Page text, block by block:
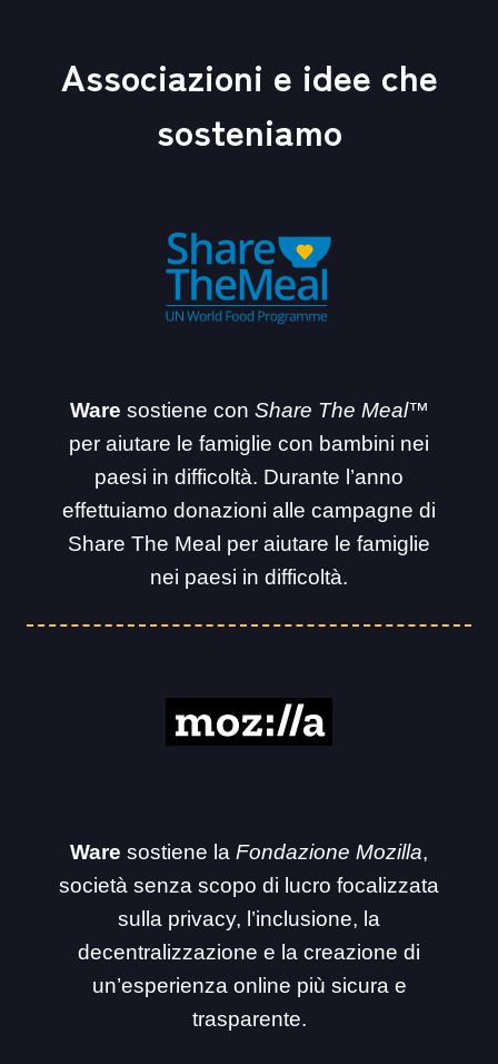
Associazioni e idee che
sosteniamo
Ware sostiene con Share The Meal™
per aiutare le famiglie con bambini nei
paesi in difficoltà. Durante l’anno
effettuiamo donazioni alle campagne di
Share The Meal per aiutare le famiglie
nei paesi in difficoltà.
Ware sostiene la Fondazione Mozilla,
società senza scopo di lucro focalizzata
sulla privacy, l’inclusione, la
decentralizzazione e la creazione di
un’esperienza online più sicura e
trasparente.